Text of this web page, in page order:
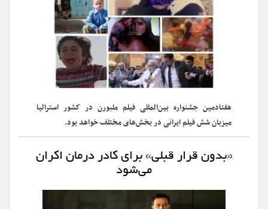
هفتادمین جشنواره بین‌المللی فیلم ملبورن در کشور استرالیا
میزبان شش فیلم ایرانی در بخش‌های مختلف خواهد بود.
«بدون قرار قبلی» برای کادر درمان اکران
می‌شود